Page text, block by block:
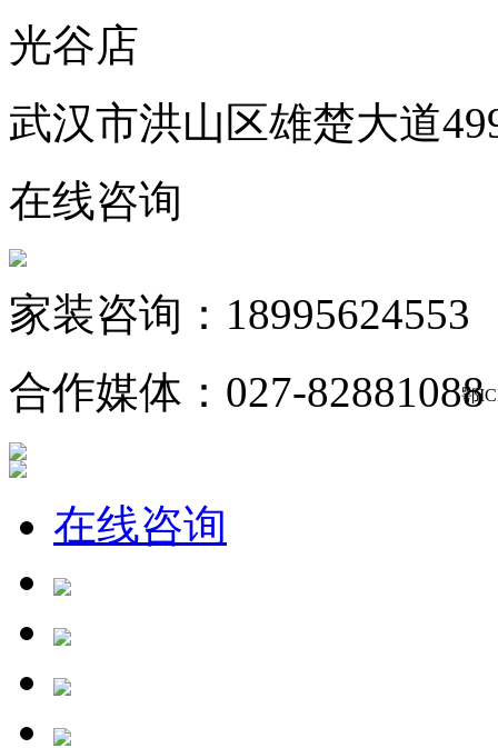
光谷店
武汉市洪山区雄楚大道
在线咨询
家装咨询：18995624553
合作媒体：027-82881088
鄂
在线咨询